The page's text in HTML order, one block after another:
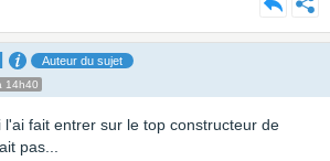
Auteur du sujet
14h40
fait entrer sur le top constructeur de
pas...